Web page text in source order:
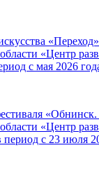
«Центр
с мая 2026
«Центр
с 23 июля